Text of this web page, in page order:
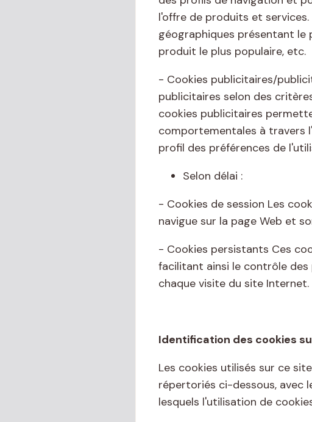
l'offre de produits et services.
géographiques présentant
produit le plus populaire, etc.
- Cookies publicitaires/
publicitaires selon des
cookies publicitaires
comportementales à travers
profil des préférences de
Selon délai :
- Cookies de session Les
navigue sur la page Web et
- Cookies persistants Ces
facilitant ainsi le contrôle
chaque visite du site Internet.
Identification des cookies
Les cookies utilisés sur ce
répertoriés ci-dessous, avec
lesquels l'utilisation de